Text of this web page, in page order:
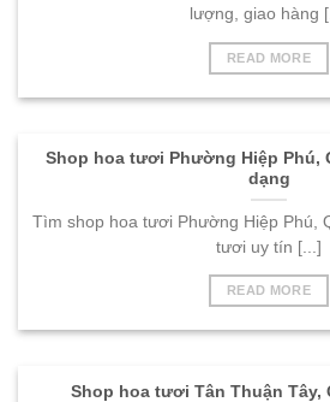
lượng, giao hàng
READ MORE
Shop hoa tươi Phường Hiệp Phú,
dạng
Tìm shop hoa tươi Phường Hiệp Phú,
tươi uy tín [...]
READ MORE
Shop hoa tươi Tân Thuận Tây,